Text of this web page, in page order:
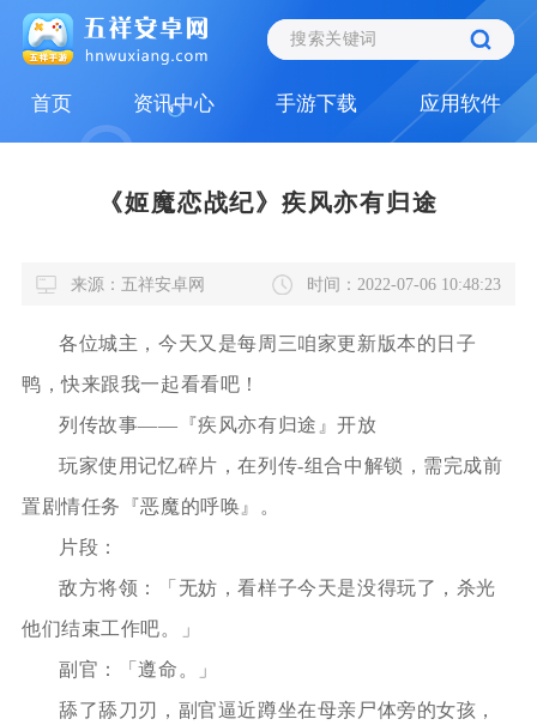
首页 资讯中心 手游下载 应用软件
《姬魔恋战纪》疾风亦有归途
来源：五祥安卓网 时间：2022-07-06 10:48:23
各位城主，今天又是每周三咱家更新版本的日子
鸭，快来跟我一起看看吧！
列传故事——『疾风亦有归途』开放
玩家使用记忆碎片，在列传-组合中解锁，需完成前
置剧情任务『恶魔的呼唤』。
片段：
敌方将领：「无妨，看样子今天是没得玩了，杀光
他们结束工作吧。」
副官：「遵命。」
舔了舔刀刃，副官逼近蹲坐在母亲尸体旁的女孩，